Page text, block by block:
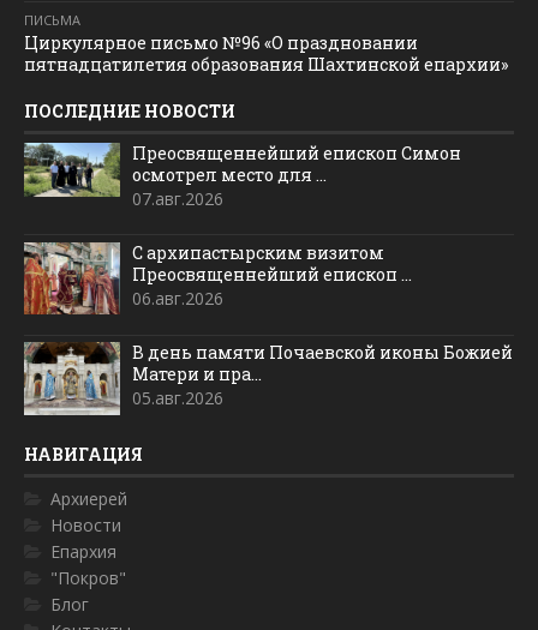
ПИСЬМА
Циркулярное письмо №96 «О праздновании
пятнадцатилетия образования Шахтинской епархии»
ПОСЛЕДНИЕ НОВОСТИ
Преосвященнейший епископ Симон
осмотрел место для ...
07.авг.2026
С архипастырским визитом
Преосвященнейший епископ ...
06.авг.2026
В день памяти Почаевской иконы Божией
Матери и пра...
05.авг.2026
НАВИГАЦИЯ
Архиерей
Новости
Епархия
"Покров"
Блог